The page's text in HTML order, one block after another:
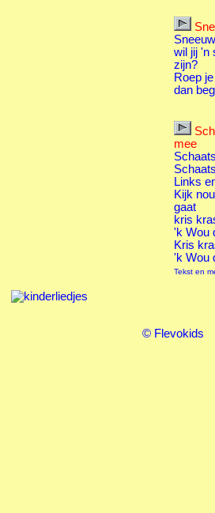
wil jij 'n
zijn?
Roep
dan
mee
Links
Kijk
gaat
kris
'k Wou
Kris
'k Wou
Tekst en
© Flevokids